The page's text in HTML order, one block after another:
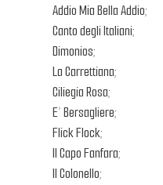
Addio Mia Bella Addio;
Canto degli Italiani;
Dimonios;
La Carrettiana;
Ciliegia Rosa;
E’ Bersagliere;
Flick Flock;
Il Capo Fanfara;
Il Colonello;